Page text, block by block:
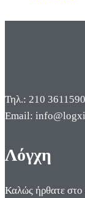
Τηλ.: 210 3611590
Email:
Λόγχη
Καλώς ήρθατε